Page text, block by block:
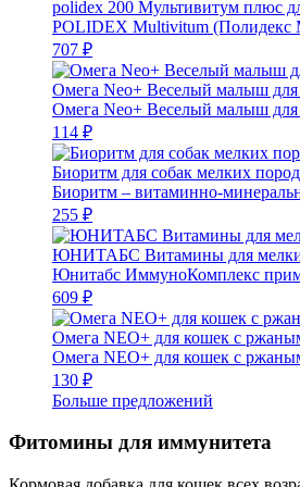
polidex 200 Мультивитум плюс
POLIDEX Multivitum (Полидекс
707 ₽
Омега Neo+ Веселый малыш для
Омега Neo+ Веселый малыш для
114 ₽
Биоритм для собак мелких
Биоритм – витаминно-
255 ₽
ЮНИТАБС Витамины для мелких
Юнитабс ИммуноКомплекс
609 ₽
Омега NEO+ для кошек с
Омега NEO+ для кошек с
130 ₽
Больше предложений
Фитомины для иммунитета